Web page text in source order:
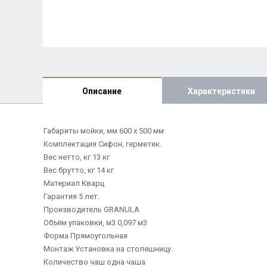
Описание Характеристики
Габариты мойки, мм 600 х 500 мм
Комплектация Сифон, герметик.
Вес нетто, кг 13 кг
Вес брутто, кг 14 кг
Материал Кварц
Гарантия 5 лет.
Производитель GRANULA
Объём упаковки, м3 0,097 м3
Форма Прямоугольная
Монтаж Установка на столешницу.
Количество чаш одна чаша